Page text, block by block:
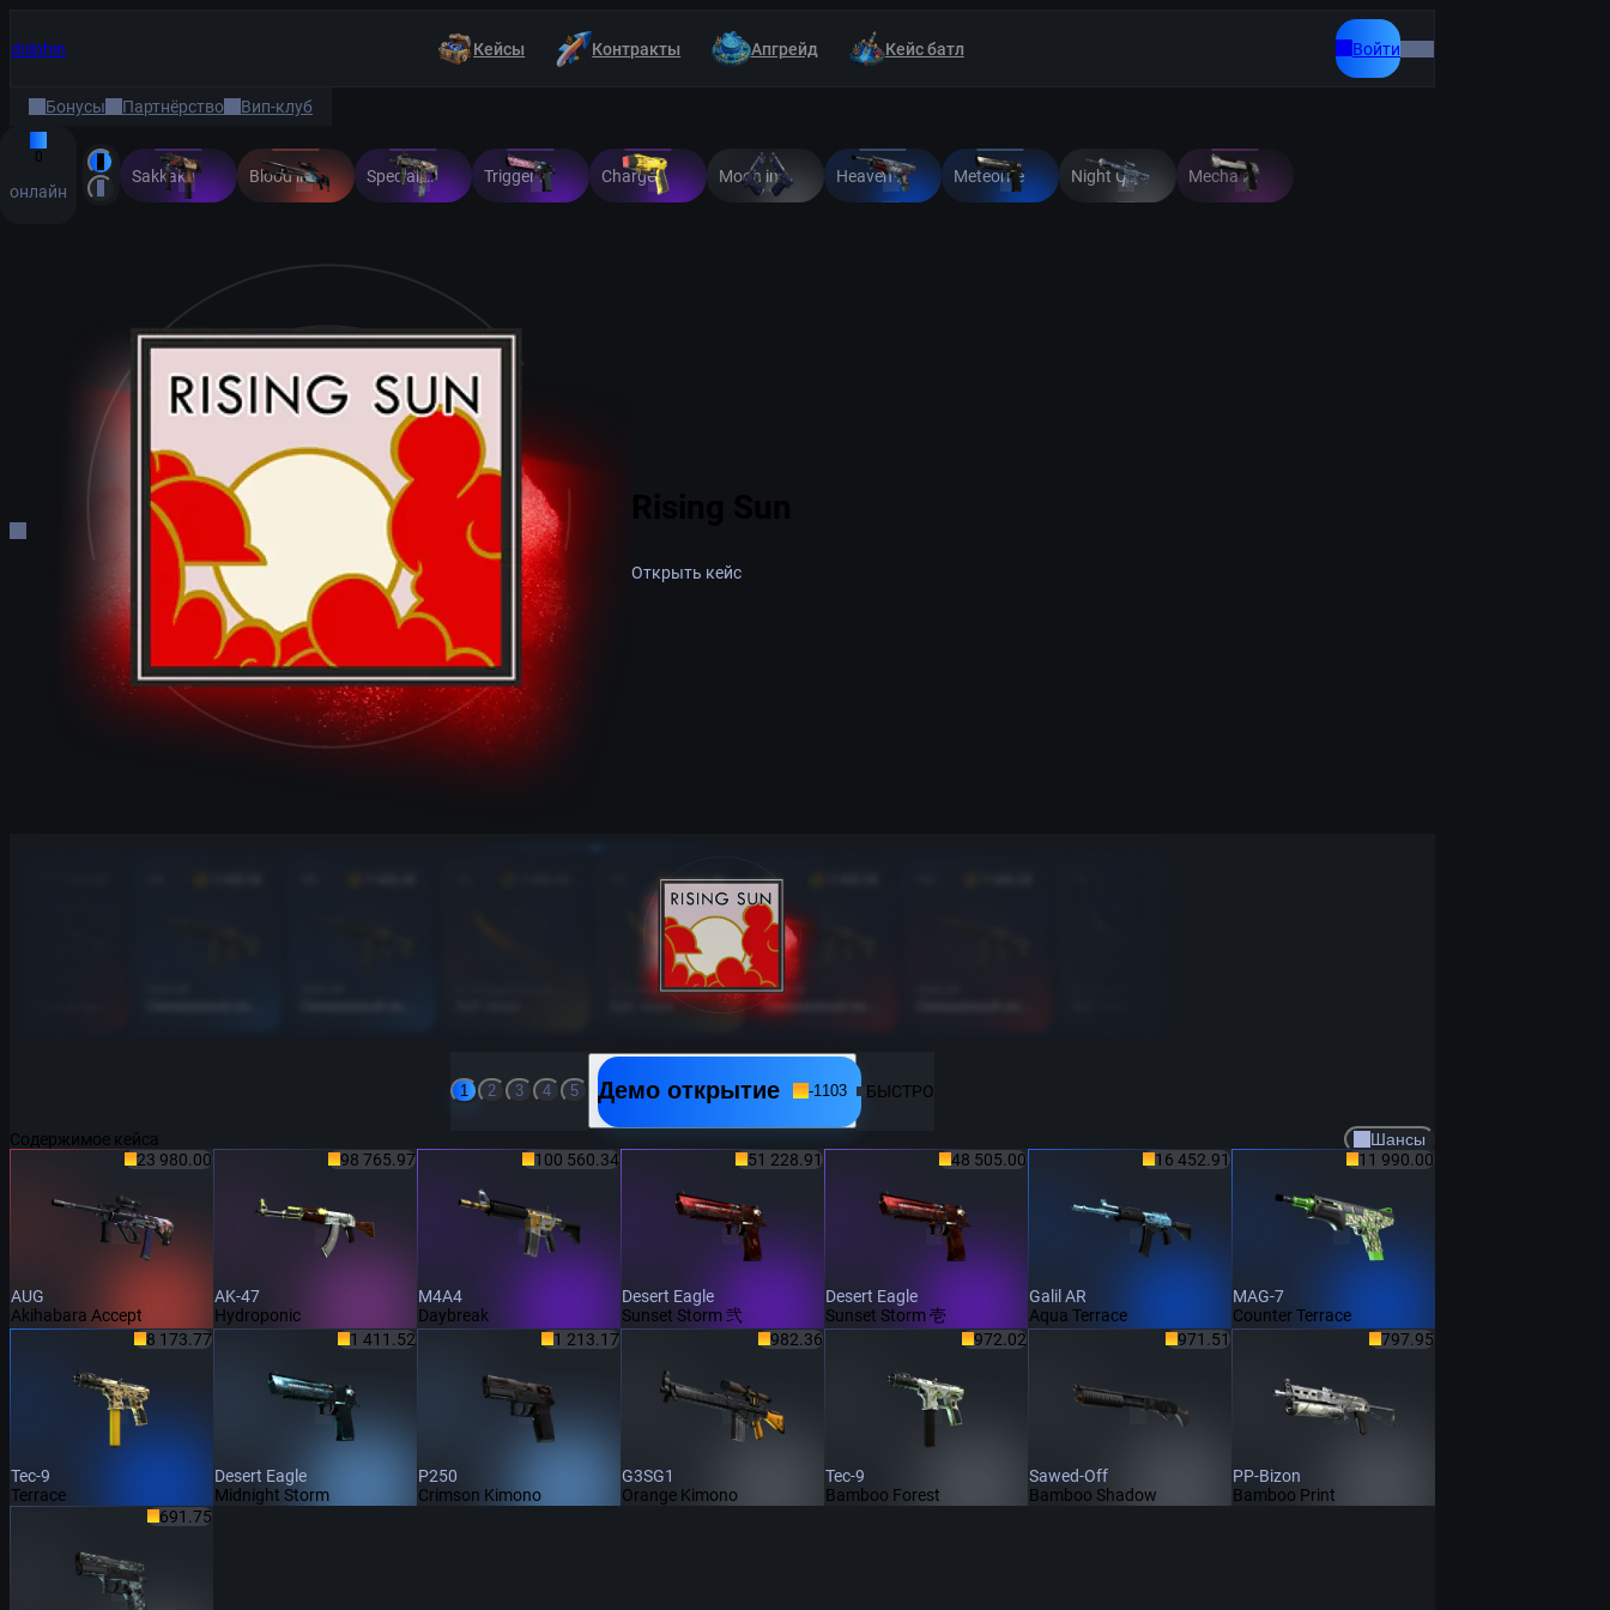
dolphin Кейсы Контракты Апгрейд Кейс батл Войти
Бонусы Партнёрство Вип-клуб
0
онлайн
Sakkaku Blood in the Water Special Delivery Trigger Discipline Charged Up Moon in Libra Heaven Guard Meteorite Night Camo Mecha Industries
Открыть кейс
1 2 3 4 5 Демо открытие -1103 БЫСТРО
Содержимое кейса
Шансы
23 980.00
AUG
Akihabara Accept
98 765.97
AK-47
Hydroponic
100 560.34
M4A4
Daybreak
51 228.91
Desert Eagle
Sunset Storm 弐
48 505.00
Desert Eagle
Sunset Storm 壱
16 452.91
Galil AR
Aqua Terrace
11 990.00
MAG-7
Counter Terrace
8 173.77
Tec-9
Terrace
1 411.52
Desert Eagle
Midnight Storm
1 213.17
P250
Crimson Kimono
982.36
G3SG1
Orange Kimono
972.02
Tec-9
Bamboo Forest
971.51
Sawed-Off
Bamboo Shadow
797.95
PP-Bizon
Bamboo Print
691.75